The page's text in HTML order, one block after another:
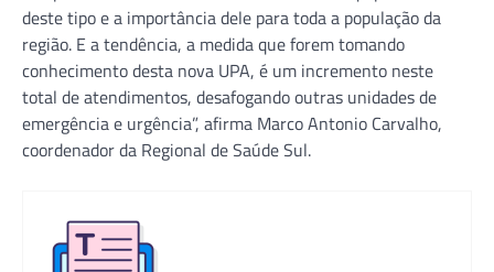
deste tipo e a importância dele para toda a população da
região. E a tendência, a medida que forem tomando
conhecimento desta nova UPA, é um incremento neste
total de atendimentos, desafogando outras unidades de
emergência e urgência”, afirma Marco Antonio Carvalho,
coordenador da Regional de Saúde Sul.